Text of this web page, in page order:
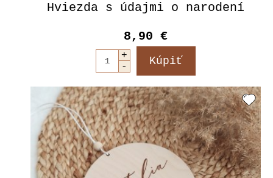
Hviezda s údajmi o narodení
8,90 €